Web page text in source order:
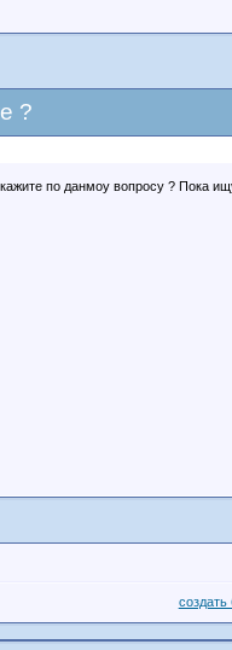
?
по данмоу вопросу ? Пока